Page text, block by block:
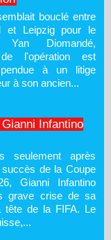
bouclé entre
et Leipzig pour le
Diomandé,
de l'opération est
à un litige
à son ancien...
Infantino
seulement après
de la Coupe
Gianni Infantino
grave crise de sa
tête de la FIFA. Le